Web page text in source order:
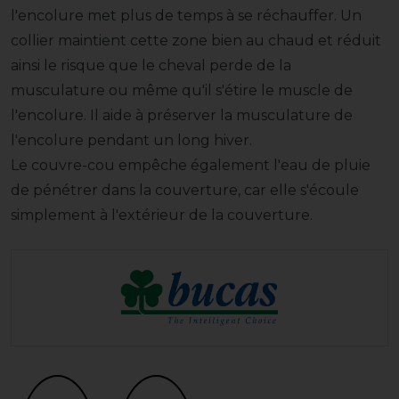
l'encolure met plus de temps à se réchauffer. Un
collier maintient cette zone bien au chaud et réduit
ainsi le risque que le cheval perde de la
musculature ou même qu'il s'étire le muscle de
l'encolure. Il aide à préserver la musculature de
l'encolure pendant un long hiver.
Le couvre-cou empêche également l'eau de pluie
de pénétrer dans la couverture, car elle s'écoule
simplement à l'extérieur de la couverture.